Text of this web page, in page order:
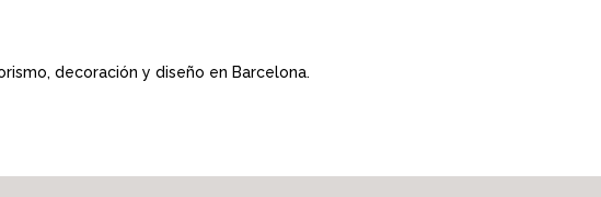
decoración y diseño en Barcelona.